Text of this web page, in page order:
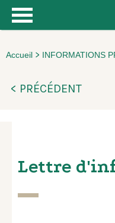
Accueil > INFORMATIONS
< PRÉCÉDENT
Lettre